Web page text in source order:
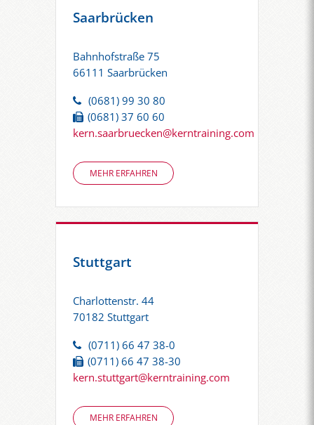
Saarbrücken
Bahnhofstraße 75
66111 Saarbrücken
(0681) 99 30 80
(0681) 37 60 60
kern.saarbruecken@kerntraining.com
MEHR ERFAHREN
Stuttgart
Charlottenstr. 44
70182 Stuttgart
(0711) 66 47 38-0
(0711) 66 47 38-30
kern.stuttgart@kerntraining.com
MEHR ERFAHREN